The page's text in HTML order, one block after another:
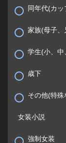
同年代(カ
家族(母子、
学生(小、中
歳下
その他(特
女装小説
強制女装